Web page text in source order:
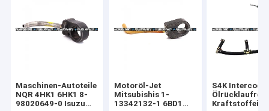
Maschinen-Autoteile
NQR 4HK1 6HK1 8-
98020649-0 Isuzu
Motoröl-Jet
Mitsubishis 1-
13342132-1 6BD1
S4K